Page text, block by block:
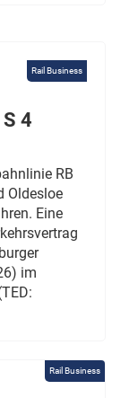
Rail Business
4
RB
Oldesloe
Eine
im
Rail Business